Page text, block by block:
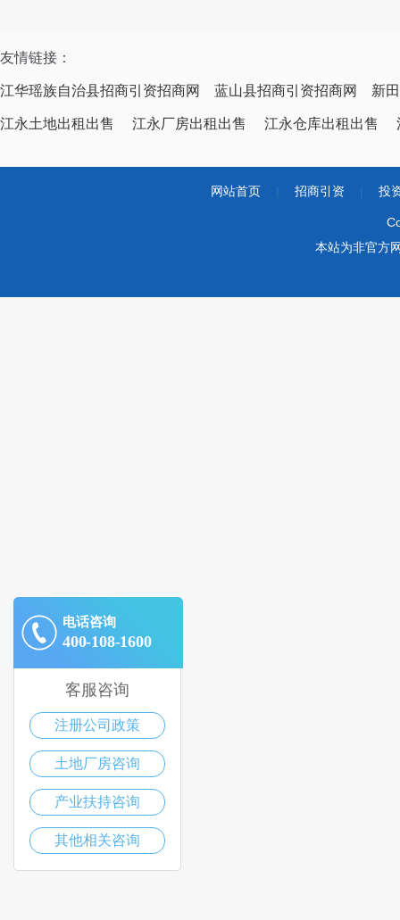
友情链接：
江华瑶族自治县招商引资招商网 蓝山县招商引资招商网 新
江永土地出租出售 江永厂房出租出售 江永仓库出租出售
网站首页 招商引资 投
本站为非官方
电话咨询
400-108-1600
客服咨询
注册公司政策
土地厂房咨询
产业扶持咨询
其他相关咨询